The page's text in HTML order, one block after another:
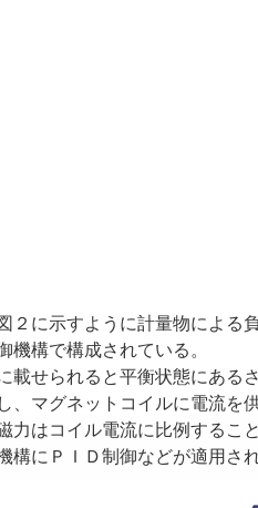
２に示すように計量物による
機構で構成されている。
載せられると平衡状態にある
、マグネットコイルに電流を
力はコイル電流に比例する
構にＰＩＤ制御などが適用さ